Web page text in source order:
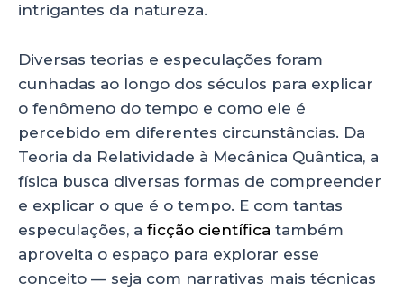
intrigantes da natureza.
Diversas teorias e especulações foram
cunhadas ao longo dos séculos para explicar
o fenômeno do tempo e como ele é
percebido em diferentes circunstâncias. Da
Teoria da Relatividade à Mecânica Quântica, a
física busca diversas formas de compreender
e explicar o que é o tempo. E com tantas
especulações, a ficção científica também
aproveita o espaço para explorar esse
conceito — seja com narrativas mais técnicas